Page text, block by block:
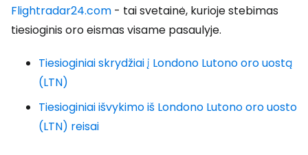
Flightradar24.com - tai svetainė, kurioje stebimas
tiesioginis oro eismas visame pasaulyje.
Tiesioginiai skrydžiai į Londono Lutono oro uostą
(LTN)
Tiesioginiai išvykimo iš Londono Lutono oro uosto
(LTN) reisai